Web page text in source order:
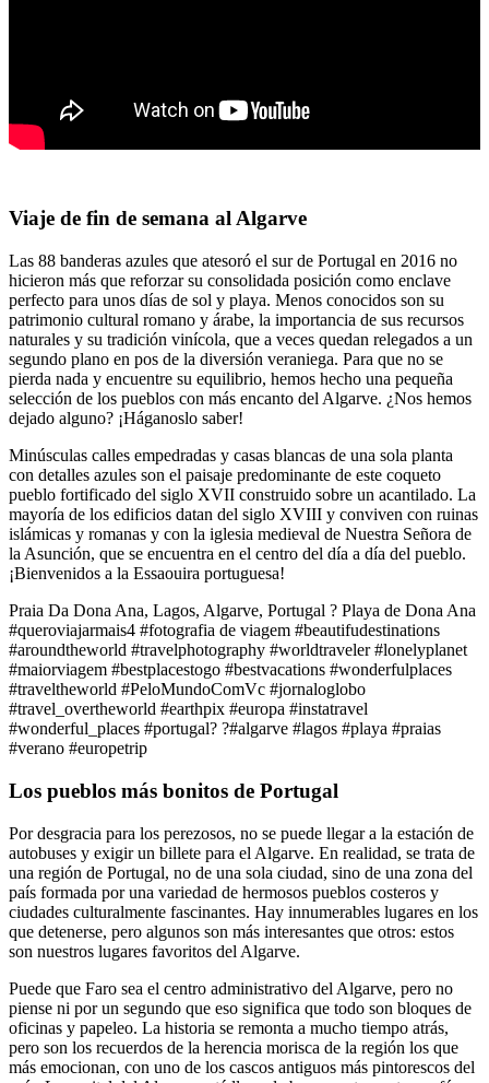
Viaje de fin de semana al Algarve
Las 88 banderas azules que atesoró el sur de Portugal en 2016 no
hicieron más que reforzar su consolidada posición como enclave
perfecto para unos días de sol y playa. Menos conocidos son su
patrimonio cultural romano y árabe, la importancia de sus recursos
naturales y su tradición vinícola, que a veces quedan relegados a un
segundo plano en pos de la diversión veraniega. Para que no se
pierda nada y encuentre su equilibrio, hemos hecho una pequeña
selección de los pueblos con más encanto del Algarve. ¿Nos hemos
dejado alguno? ¡Háganoslo saber!
Minúsculas calles empedradas y casas blancas de una sola planta
con detalles azules son el paisaje predominante de este coqueto
pueblo fortificado del siglo XVII construido sobre un acantilado. La
mayoría de los edificios datan del siglo XVIII y conviven con ruinas
islámicas y romanas y con la iglesia medieval de Nuestra Señora de
la Asunción, que se encuentra en el centro del día a día del pueblo.
¡Bienvenidos a la Essaouira portuguesa!
Praia Da Dona Ana, Lagos, Algarve, Portugal ? Playa de Dona Ana
#queroviajarmais4 #fotografia de viagem #beautifudestinations
#aroundtheworld #travelphotography #worldtraveler #lonelyplanet
#maiorviagem #bestplacestogo #bestvacations #wonderfulplaces
#traveltheworld #PeloMundoComVc #jornaloglobo
#travel_overtheworld #earthpix #europa #instatravel
#wonderful_places #portugal? ?#algarve #lagos #playa #praias
#verano #europetrip
Los pueblos más bonitos de Portugal
Por desgracia para los perezosos, no se puede llegar a la estación de
autobuses y exigir un billete para el Algarve. En realidad, se trata de
una región de Portugal, no de una sola ciudad, sino de una zona del
país formada por una variedad de hermosos pueblos costeros y
ciudades culturalmente fascinantes. Hay innumerables lugares en los
que detenerse, pero algunos son más interesantes que otros: estos
son nuestros lugares favoritos del Algarve.
Puede que Faro sea el centro administrativo del Algarve, pero no
piense ni por un segundo que eso significa que todo son bloques de
oficinas y papeleo. La historia se remonta a mucho tiempo atrás,
pero son los recuerdos de la herencia morisca de la región los que
más emocionan, con uno de los cascos antiguos más pintorescos del